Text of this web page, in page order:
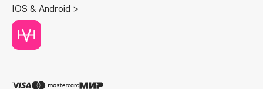
Deonica
Dessange
Divage
IOS & Android >